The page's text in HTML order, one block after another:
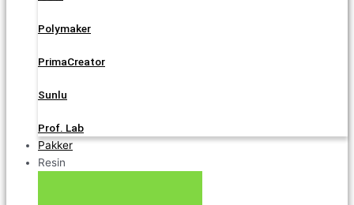
Polymaker
PrimaCreator
Sunlu
Prof. Lab
Pakker
Resin